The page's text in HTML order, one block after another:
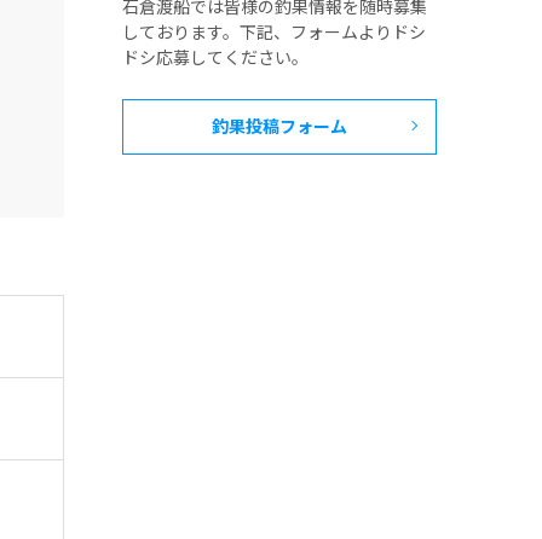
石倉渡船では皆様の釣果情報を随時募集
しております。下記、フォームよりドシ
ドシ応募してください。
釣果投稿フォーム